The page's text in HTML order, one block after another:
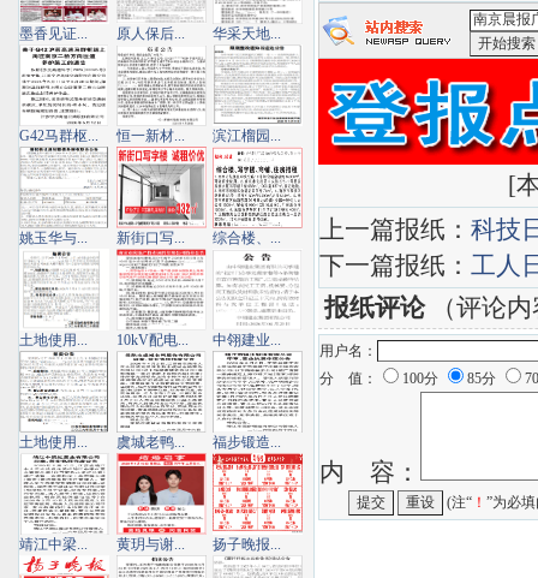
[
上一篇报纸： 科技
下一篇报纸： 工人
报纸评论（评论内
用户名：
分 值：
100分 85分
内 容：
(注“ ！ ”为必
墨香见证... 原人保后... 华采天地...
G42马群枢... 恒一新材... 滨江榴园...
姚玉华与... 新街口写... 综合楼、...
土地使用... 10kV配电... 中翎建业...
土地使用... 虞城老鸭... 福步锻造...
靖江中梁... 黄玥与谢... 扬子晚报...